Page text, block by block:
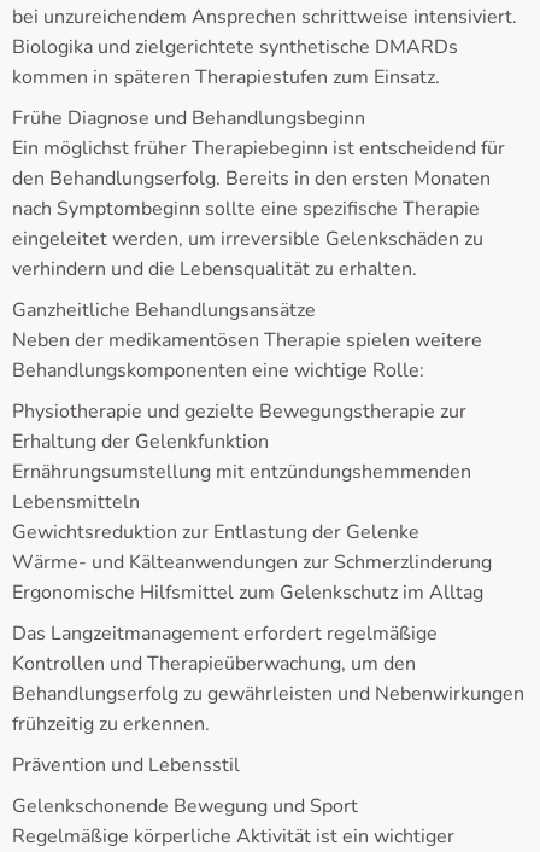
bei unzureichendem Ansprechen schrittweise intensiviert.
Biologika und zielgerichtete synthetische DMARDs
kommen in späteren Therapiestufen zum Einsatz.
Frühe Diagnose und Behandlungsbeginn
Ein möglichst früher Therapiebeginn ist entscheidend für
den Behandlungserfolg. Bereits in den ersten Monaten
nach Symptombeginn sollte eine spezifische Therapie
eingeleitet werden, um irreversible Gelenkschäden zu
verhindern und die Lebensqualität zu erhalten.
Ganzheitliche Behandlungsansätze
Neben der medikamentösen Therapie spielen weitere
Behandlungskomponenten eine wichtige Rolle:
Physiotherapie und gezielte Bewegungstherapie zur
Erhaltung der Gelenkfunktion
Ernährungsumstellung mit entzündungshemmenden
Lebensmitteln
Gewichtsreduktion zur Entlastung der Gelenke
Wärme- und Kälteanwendungen zur Schmerzlinderung
Ergonomische Hilfsmittel zum Gelenkschutz im Alltag
Das Langzeitmanagement erfordert regelmäßige
Kontrollen und Therapieüberwachung, um den
Behandlungserfolg zu gewährleisten und Nebenwirkungen
frühzeitig zu erkennen.
Prävention und Lebensstil
Gelenkschonende Bewegung und Sport
Regelmäßige körperliche Aktivität ist ein wichtiger